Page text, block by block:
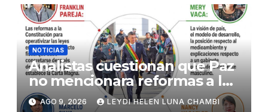
NOTICIAS
Analistas cuestionan que Paz
no mencionara reformas a la
Constitución
AGO 9, 2026 LEYDI HELEN LUNA CHAMBI